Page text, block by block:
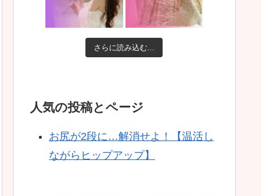
さらに読み込む...
人気の投稿とページ
お尻が2段に…解消せよ！【温活し
ながらヒップアップ】